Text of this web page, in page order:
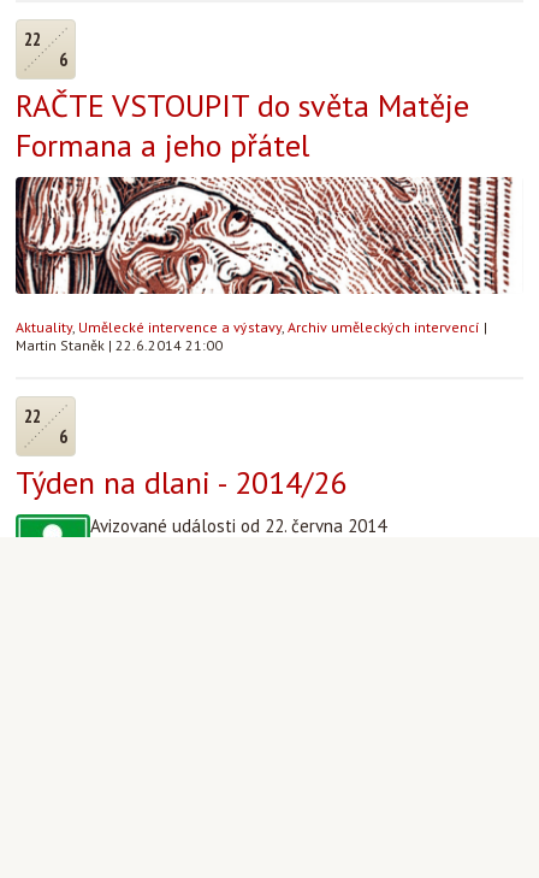
22
6
RAČTE VSTOUPIT do světa Matěje
Formana a jeho přátel
Aktuality, Umělecké intervence a výstavy, Archiv uměleckých intervencí |
Martin Staněk | 22.6.2014 21:00
22
6
Týden na dlani - 2014/26
Avizované události od 22. června 2014